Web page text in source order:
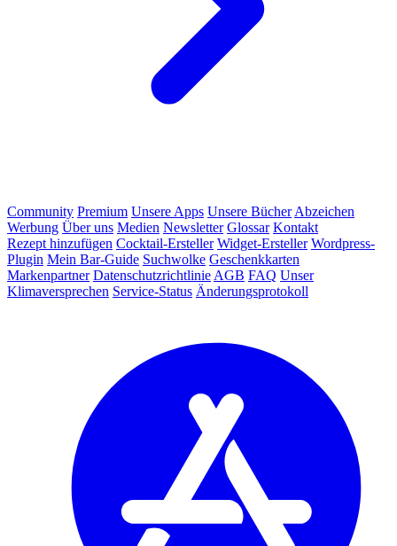
Community Premium Unsere Apps Unsere Bücher Abzeichen
Werbung Über uns Medien Newsletter Glossar Kontakt
Rezept hinzufügen Cocktail-Ersteller Widget-Ersteller Wordpress-
Plugin Mein Bar-Guide Suchwolke Geschenkkarten
Markenpartner Datenschutzrichtlinie AGB FAQ Unser
Klimaversprechen Service-Status Änderungsprotokoll